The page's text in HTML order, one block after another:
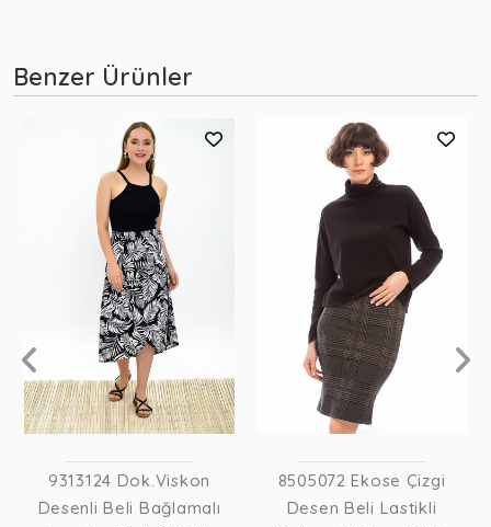
Benzer Ürünler
9313124 Dok.Viskon
Desenli Beli Bağlamalı
8505072 Ekose Çizgi
Desen Beli Lastikli